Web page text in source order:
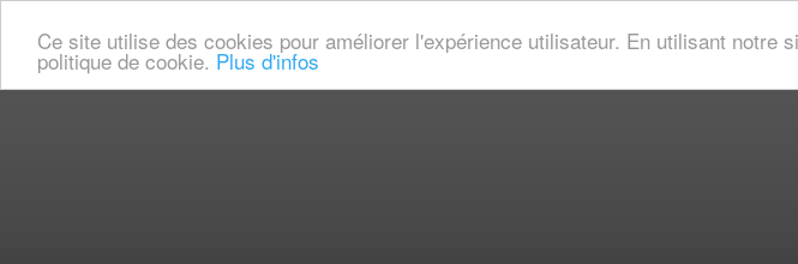
Ce site utilise des cookies pour améliorer l'expérience utilisateur. En utilisant
politique de cookie. Plus d'infos